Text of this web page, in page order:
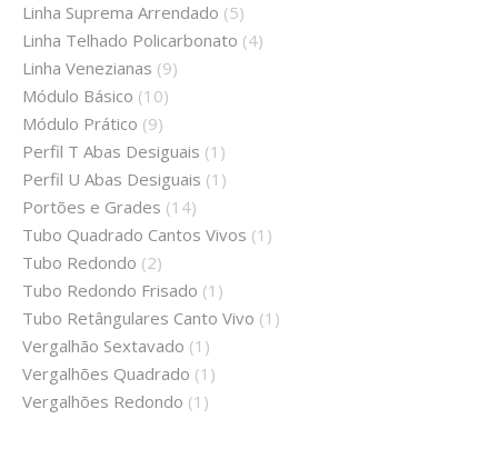
Linha Suprema Arrendado (5)
Linha Telhado Policarbonato (4)
Linha Venezianas (9)
Módulo Básico (10)
Módulo Prático (9)
Perfil T Abas Desiguais (1)
Perfil U Abas Desiguais (1)
Portões e Grades (14)
Tubo Quadrado Cantos Vivos (1)
Tubo Redondo (2)
Tubo Redondo Frisado (1)
Tubo Retângulares Canto Vivo (1)
Vergalhão Sextavado (1)
Vergalhões Quadrado (1)
Vergalhões Redondo (1)